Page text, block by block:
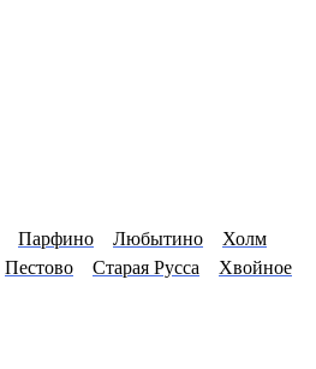
Парфино Любытино
Холм
Пестово Старая Русса Хвойное